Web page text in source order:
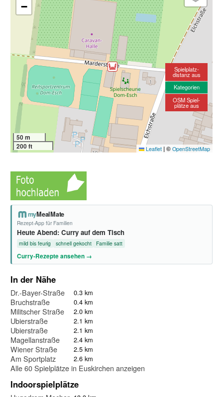
−
50 m
200 ft
Leaflet |© OpenStreetMap
Spielplatz-
distanz aus
Kategorien
OSM Spiel-
plätze aus
myMealMate
Rezept-App für Familien
Heute Abend: Curry auf dem Tisch
mild bis feurig schnell gekocht Familie satt
Curry-Rezepte ansehen →
In der Nähe
Dr.-Bayer-Straße 0.3 km
Bruchstraße 0.4 km
Militscher Straße 2.0 km
Ubierstraße 2.1 km
Ubierstraße 2.1 km
Magellanstraße 2.4 km
Wiener Straße 2.5 km
Am Sportplatz 2.6 km
Alle 60 Spielplätze in Euskirchen anzeigen
Indoorspielplätze